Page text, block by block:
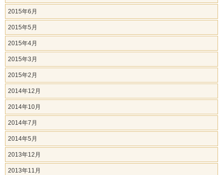
2015年6月
2015年5月
2015年4月
2015年3月
2015年2月
2014年12月
2014年10月
2014年7月
2014年5月
2013年12月
2013年11月